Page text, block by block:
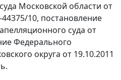
Московской области от
10, постановление
суда от
Федерального
округа от 19.10.2011